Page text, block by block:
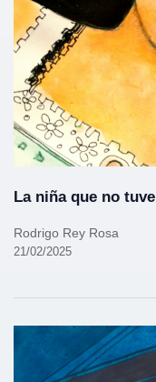
La niña que no tuve
Rodrigo Rey Rosa
21/02/2025